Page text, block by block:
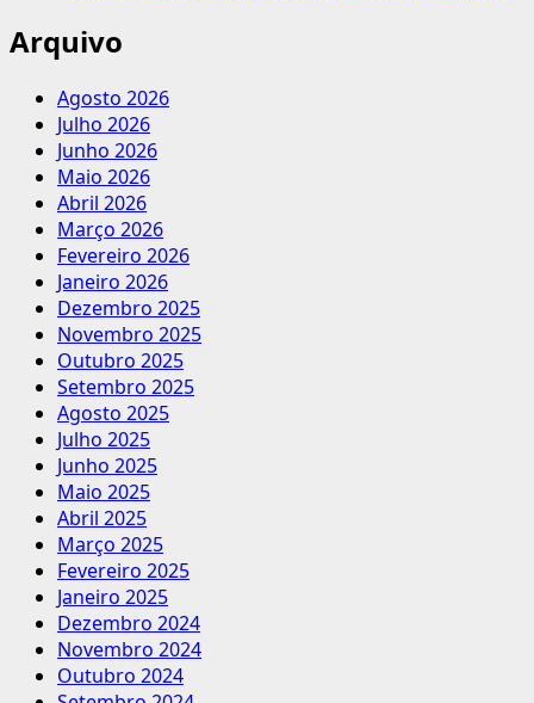
Arquivo
Agosto 2026
Julho 2026
Junho 2026
Maio 2026
Abril 2026
Março 2026
Fevereiro 2026
Janeiro 2026
Dezembro 2025
Novembro 2025
Outubro 2025
Setembro 2025
Agosto 2025
Julho 2025
Junho 2025
Maio 2025
Abril 2025
Março 2025
Fevereiro 2025
Janeiro 2025
Dezembro 2024
Novembro 2024
Outubro 2024